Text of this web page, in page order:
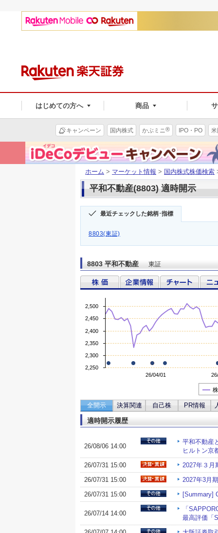
はじめての方へ 商品
キャンペーン 国内株式 かぶミニ® IPO・PO
ホーム > マーケット情報 > 国内株式株価検索
平和不動産(8803) 適時開示
最近チェックした銘柄･指標
8803(東証)
8803 平和不動産 東証